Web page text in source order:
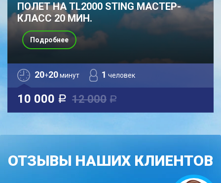
ПОЛЕТ НА TL2000 STING МАСТЕР-
КЛАСС 20 МИН.
20+20минут 1 человек
10 000 a 12 000 a
Подробнее
ОТЗЫВЫ НАШИХ КЛИЕНТОВ